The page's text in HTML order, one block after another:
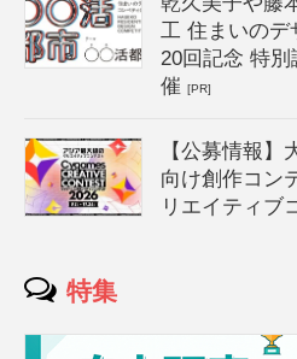
工 住まいのデ
20回記念 特別
催[PR]
【公募情報】
向け創作コン
リエイティブ
特集